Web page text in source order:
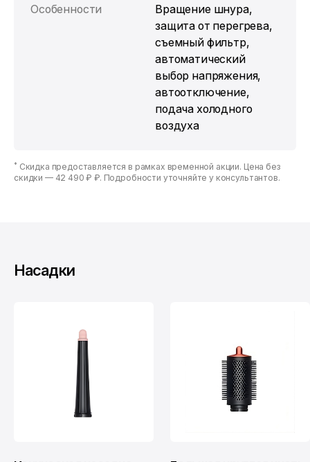
Особенности
Вращение шнура,
защита от перегрева,
съемный фильтр,
автоматический
выбор напряжения,
автоотключение,
подача холодного
воздуха
* Скидка предоставляется в рамках временной акции. Цена без
скидки — 42 490 ₽ ₽. Подробности уточняйте у консультантов.
Насадки